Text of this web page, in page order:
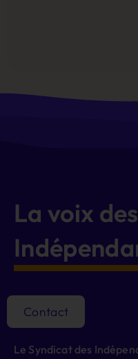
La voix des
Contact
Le Syndicat des